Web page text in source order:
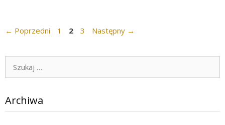
← Poprzedni Strona
1 Strona
2 Strona
3 Następny →
Szukaj:
Archiwa